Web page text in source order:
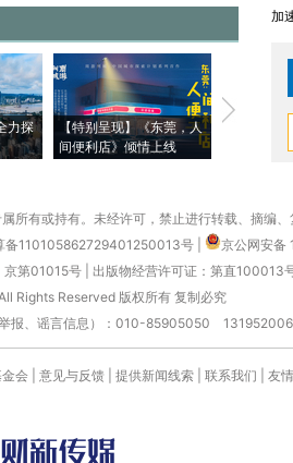
力探
【特别呈现】《东莞，人
间便利店》倾情上线
【推广】
会，让数
加
所有或持有。未经许可，禁止进行转载、摘编、
备110105862729401250013号
京公网安
京第01015号| 出版物经营许可证：第直100013
Rights Reserved 版权所有 复制必究
报、谣言信息）：010-85905050
会 意见与反馈 提供新闻线索 联系我们 友